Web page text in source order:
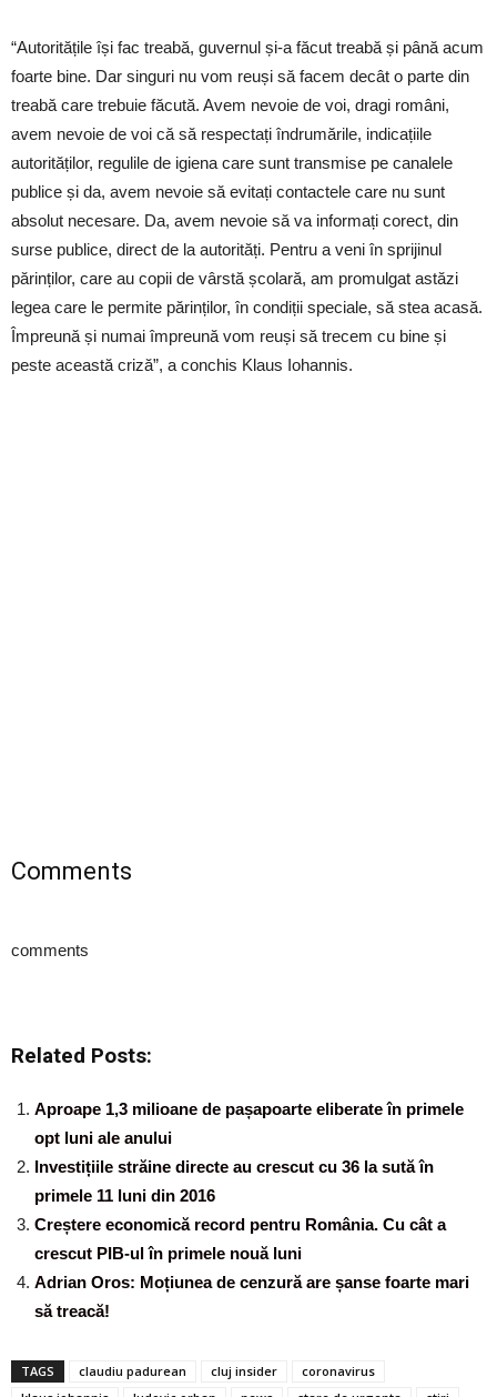
“Autoritățile își fac treabă, guvernul și-a făcut treabă și până acum
foarte bine. Dar singuri nu vom reuși să facem decât o parte din
treabă care trebuie făcută. Avem nevoie de voi, dragi români,
avem nevoie de voi că să respectați îndrumările, indicațiile
autorităților, regulile de igiena care sunt transmise pe canalele
publice și da, avem nevoie să evitați contactele care nu sunt
absolut necesare. Da, avem nevoie să va informați corect, din
surse publice, direct de la autorități. Pentru a veni în sprijinul
părinților, care au copii de vârstă școlară, am promulgat astăzi
legea care le permite părinților, în condiții speciale, să stea acasă.
Împreună și numai împreună vom reuși să trecem cu bine și
peste această criză”, a conchis Klaus Iohannis.
Comments
comments
Related Posts:
Aproape 1,3 milioane de pașapoarte eliberate în primele
opt luni ale anului
Investițiile străine directe au crescut cu 36 la sută în
primele 11 luni din 2016
Creștere economică record pentru România. Cu cât a
crescut PIB-ul în primele nouă luni
Adrian Oros: Moțiunea de cenzură are șanse foarte mari
să treacă!
TAGS claudiu padurean cluj insider
coronavirus